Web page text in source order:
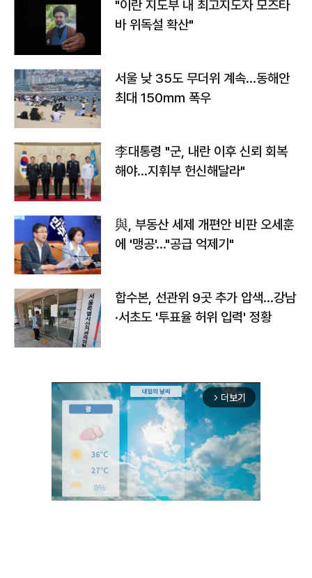
"이란 지도부 내 최고지도자 모즈타
바 위독설 확산"
서울 낮 35도 무더위 계속…동해안
최대 150㎜ 폭우
李대통령 "군, 내란 이후 신뢰 회복
해야…지휘부 헌신해달라"
與, 부동산 세제 개편안 비판 오세훈
에 '맹공'…"공급 억제기"
합수본, 선관위 9곳 추가 압색…강남
·서초도 '투표율 허위 입력' 정황
arrow_forward_ios 더보기